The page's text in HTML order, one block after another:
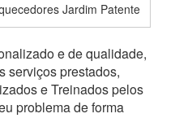
Jardim Patente
e de qualidade,
serviços prestados,
e Treinados pelos
problema de forma